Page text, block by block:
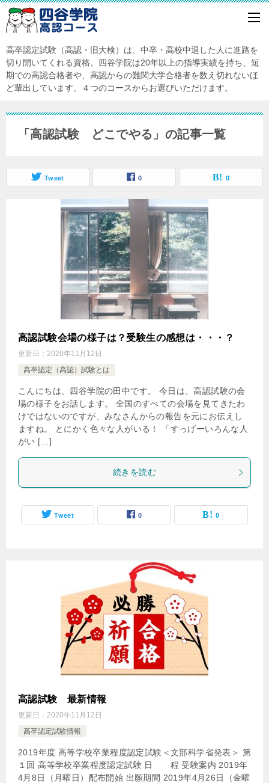
高卒認定試験（高認・旧大検）は、中卒・高校中退した人に進路を
切り開いてくれる資格。四谷学院は20年以上の指導実績を持ち、短
期での高認合格者や、高認からの難関大学合格者を数え切れないほ
ど輩出しています。４つのコースからお選びいただけます。
「高認試験 どこでやる」の記事一覧
Tweet 0 0
高認試験会場の様子は？受験生の感想は・・・？
更新日： 2020年11月12日
高卒認定（高認）試験とは
こんにちは、四谷学院の田中です。 今日は、高認試験の会
場の様子をお話します。 全国のすべての会場を見てきたわ
けではないのですが、みなさんからの報告を元にお伝えし
ますね。 とにかく色々な人がいる！ 「すっげーいろんな人
がい […]
続きを読む
Tweet 0 0
高認試験 最新情報
更新日： 2020年11月12日
高卒認定試験情報
2019年度 高等学校卒業程度認定試験＜文部科学省発表＞ 第
１回 高等学校卒業程度認定試験 日 程 受験案内 2019年
4月8日（月曜日）配布開始 出願期間 2019年4月26日（金曜